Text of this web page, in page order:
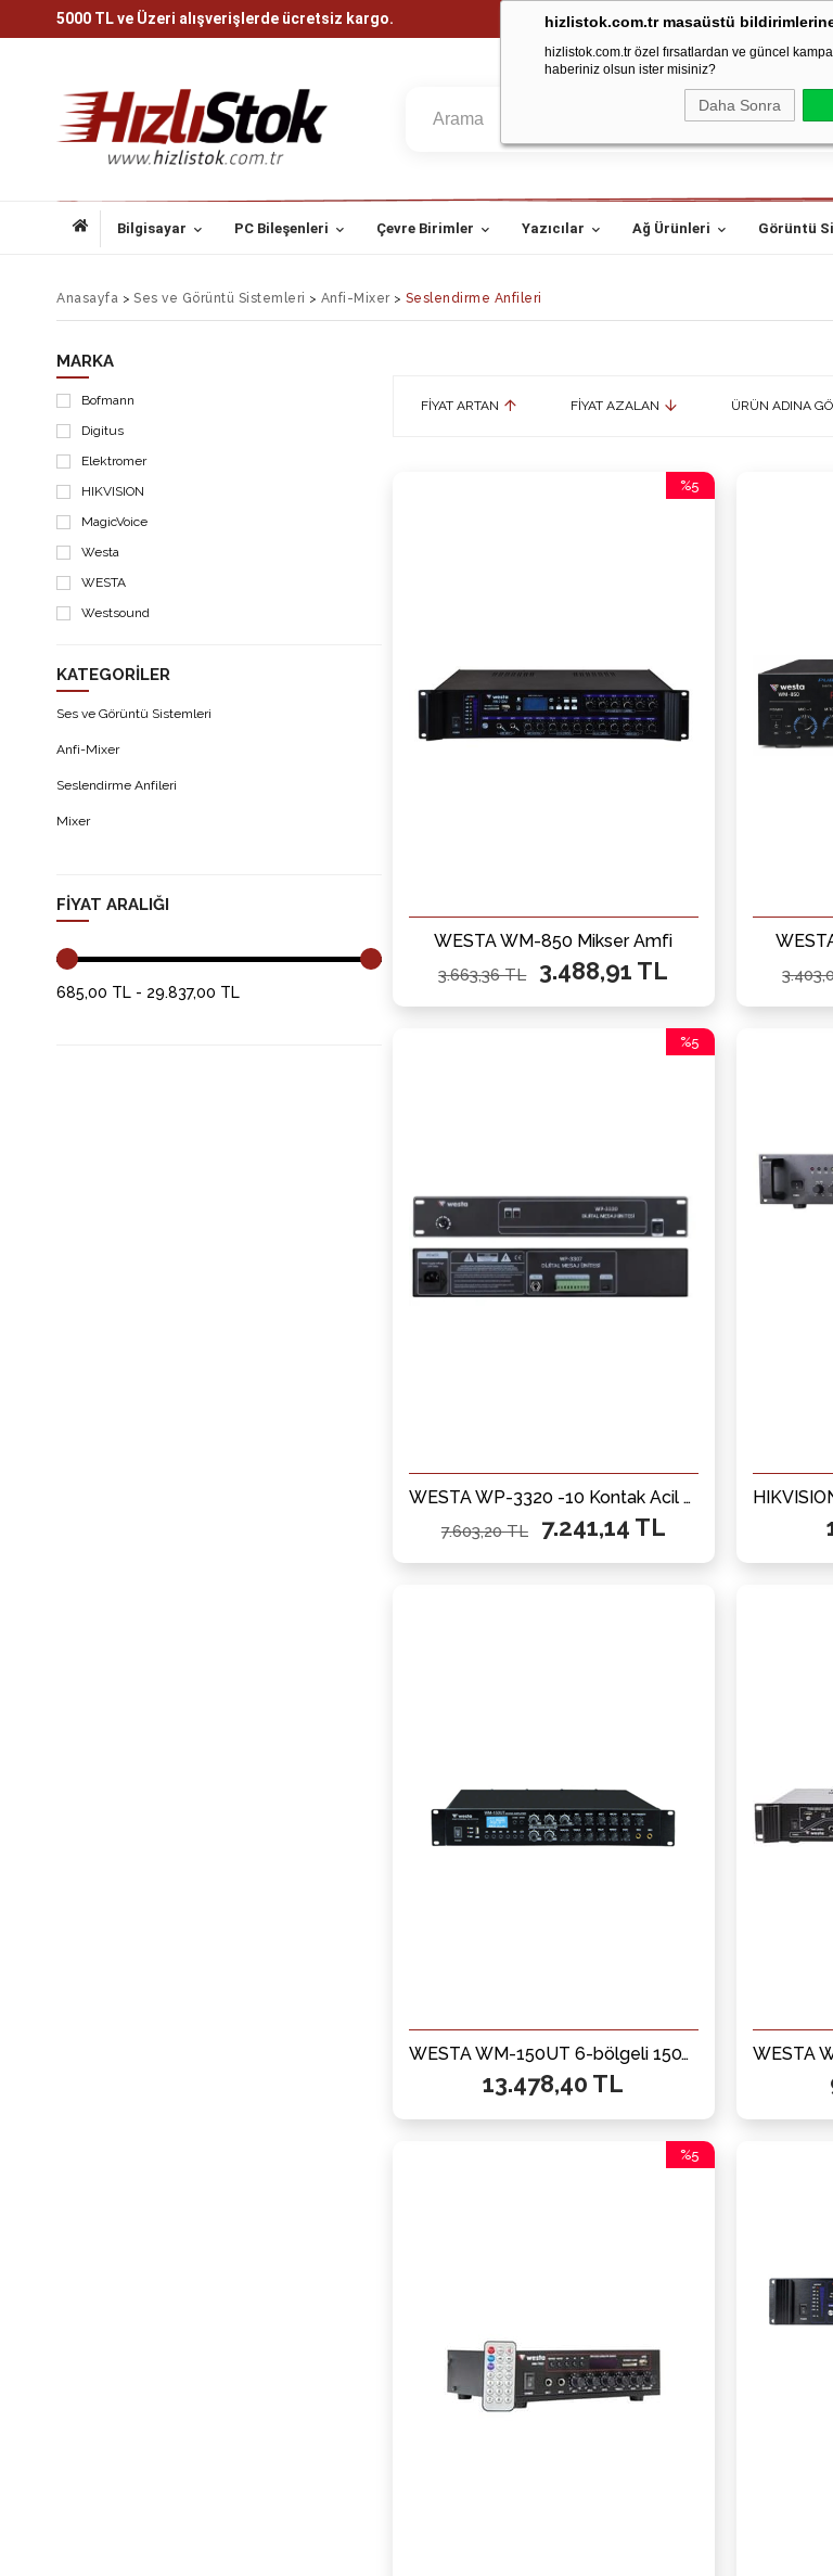
hizlistok.com.tr masaüstü
hizlistok.com.tr özel fırsatlardan ve güncel
haberiniz olsun ister misiniz?
Daha Sonra
5000 TL ve Üzeri alışverişlerde ücretsiz kargo.
Bilgisayar PC Bileşenleri Çevre Birimler Yazıcılar Ağ Ürünleri Görüntü
Anasayfa > Ses ve Görüntü Sistemleri > Anfi-Mixer> Seslendirme Anfileri
MARKA
Bofmann
Digitus
Elektromer
HIKVISION
MagicVoice
Westa
WESTA
Westsound
KATEGORILER
Ses ve Görüntü Sistemleri
Anfi-Mixer
Seslendirme Anfileri
Mixer
FIYAT ARALIĞI
685,00 TL - 29.837,00 TL
FIYAT ARTAN FIYAT AZALAN ÜRÜN ADINA
WESTA WM-850 Mikser Amfi
3.488,91 TL
3.663,36 TL
%5
WESTA WP-3320 -10 Kontak Acil Anons Mesaj Kayıt Ünitesi
7.241,14 TL
7.603,20 TL
%5
WESTA WM-150UT 6-bölgeli 150W Mikser Amfi 100V
13.478,40 TL
%5